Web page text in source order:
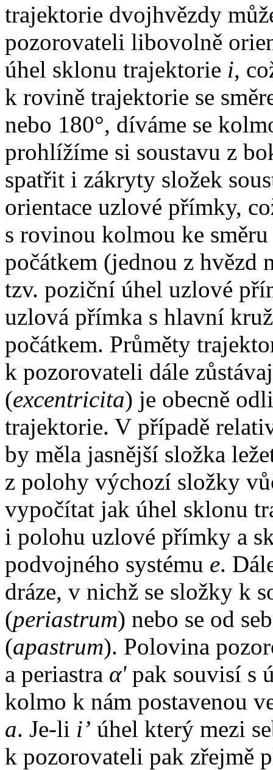
trajektorie dvojhvězdy
pozorovateli libovolně
úhel sklonu trajektorie i,
k rovině trajektorie se
nebo 180°, díváme se
prohlížíme si soustavu z
spatřit i zákryty složek
orientace uzlové přímky,
s rovinou kolmou ke
počátkem (jednou z hvězd
tzv. poziční úhel uzlové
uzlová přímka s hlavní
počátkem. Průměty
k pozorovateli dále
(excentricita) je obecně
trajektorie. V případě
by měla jasnější složka
z polohy výchozí složky
vypočítat jak úhel sklonu
i polohu uzlové přímky a
podvojného systému e.
dráze, v nichž se složky k
(periastrum) nebo se od
(apastrum). Polovina
a periastra α' pak souvisí s
kolmo k nám postavenou
a. Je-li i’ úhel který mezi
k pozorovateli pak zřejmě